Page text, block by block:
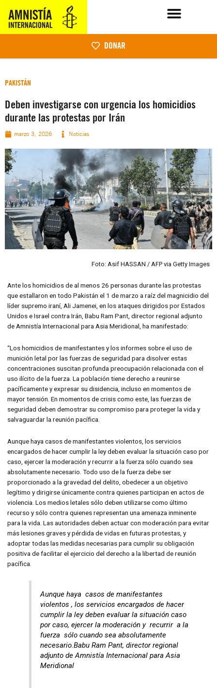
DONAR
PAKISTÁN
Deben investigarse con urgencia los homicidios
durante las protestas por Irán
marzo 3, 2026 Noticias
Foto: Asif HASSAN / AFP via Getty Images
Ante los homicidios de al menos 26 personas durante las protestas
que estallaron en todo Pakistán el 1 de marzo a raíz del magnicidio del
líder supremo iraní, Ali Jamenei, en los ataques dirigidos por Estados
Unidos e Israel contra Irán, Babu Ram Pant, director regional adjunto
de Amnistía Internacional para Asia Meridional, ha manifestado:
“Los homicidios de manifestantes y los informes sobre el uso de
munición letal por las fuerzas de seguridad para disolver estas
concentraciones suscitan profunda preocupación relacionada con el
uso ilícito de la fuerza. La población tiene derecho a reunirse
pacíficamente y expresar su disidencia, incluso en momentos de
mayor tensión. En momentos de crisis como este, las fuerzas de
seguridad deben demostrar su compromiso para proteger la vida y
salvaguardar la reunión pacífica.
Aunque haya casos de manifestantes violentos, los servicios
encargados de hacer cumplir la ley deben evaluar la situación caso por
caso, ejercer la moderación y recurrir a la fuerza sólo cuando sea
absolutamente necesario. Todo uso de la fuerza debe ser
proporcionado a la gravedad del delito, obedecer a un objetivo
legítimo y dirigirse únicamente contra quienes participan en actos de
violencia. Los medios letales sólo deben utilizarse como último
recurso y sólo contra quienes representan una amenaza inminente
para la vida. Las autoridades deben actuar con moderación para evitar
más lesiones graves y pérdida de vidas en futuras protestas, y
adoptar todas las medidas necesarias para cumplir su obligación
positiva de facilitar el ejercicio del derecho a la libertad de reunión
pacífica.
Aunque haya casos de manifestantes
violentos , los servicios encargados de hacer
cumplir la ley deben evaluar la situación caso
por caso, ejercer la moderación y recurrir a la
fuerza sólo cuando sea absolutamente
necesario.Babu Ram Pant, director regional
adjunto de Amnistía Internacional para Asia
Meridional